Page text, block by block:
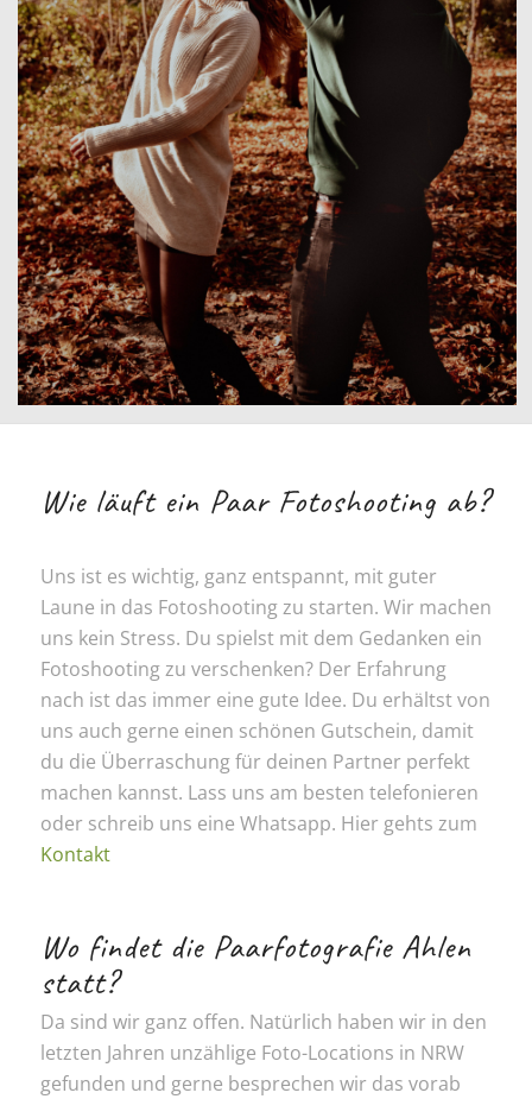
Wie läuft ein Paar Fotoshooting ab?
Uns ist es wichtig, ganz entspannt, mit guter
Laune in das Fotoshooting zu starten. Wir machen
uns kein Stress. Du spielst mit dem Gedanken ein
Fotoshooting zu verschenken? Der Erfahrung
nach ist das immer eine gute Idee. Du erhältst von
uns auch gerne einen schönen Gutschein, damit
du die Überraschung für deinen Partner perfekt
machen kannst. Lass uns am besten telefonieren
oder schreib uns eine Whatsapp. Hier gehts zum
Kontakt
Wo findet die Paarfotografie Ahlen
statt?
Da sind wir ganz offen. Natürlich haben wir in den
letzten Jahren unzählige Foto-Locations in NRW
gefunden und gerne besprechen wir das vorab